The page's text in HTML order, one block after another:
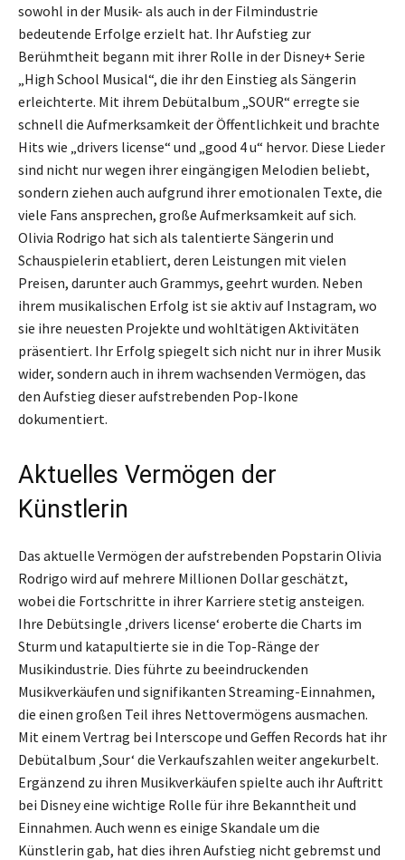
sowohl in der Musik- als auch in der Filmindustrie
bedeutende Erfolge erzielt hat. Ihr Aufstieg zur
Berühmtheit begann mit ihrer Rolle in der Disney+ Serie
„High School Musical“, die ihr den Einstieg als Sängerin
erleichterte. Mit ihrem Debütalbum „SOUR“ erregte sie
schnell die Aufmerksamkeit der Öffentlichkeit und brachte
Hits wie „drivers license“ und „good 4 u“ hervor. Diese Lieder
sind nicht nur wegen ihrer eingängigen Melodien beliebt,
sondern ziehen auch aufgrund ihrer emotionalen Texte, die
viele Fans ansprechen, große Aufmerksamkeit auf sich.
Olivia Rodrigo hat sich als talentierte Sängerin und
Schauspielerin etabliert, deren Leistungen mit vielen
Preisen, darunter auch Grammys, geehrt wurden. Neben
ihrem musikalischen Erfolg ist sie aktiv auf Instagram, wo
sie ihre neuesten Projekte und wohltätigen Aktivitäten
präsentiert. Ihr Erfolg spiegelt sich nicht nur in ihrer Musik
wider, sondern auch in ihrem wachsenden Vermögen, das
den Aufstieg dieser aufstrebenden Pop-Ikone
dokumentiert.
Aktuelles Vermögen der
Künstlerin
Das aktuelle Vermögen der aufstrebenden Popstarin Olivia
Rodrigo wird auf mehrere Millionen Dollar geschätzt,
wobei die Fortschritte in ihrer Karriere stetig ansteigen.
Ihre Debütsingle ‚drivers license‘ eroberte die Charts im
Sturm und katapultierte sie in die Top-Ränge der
Musikindustrie. Dies führte zu beeindruckenden
Musikverkäufen und signifikanten Streaming-Einnahmen,
die einen großen Teil ihres Nettovermögens ausmachen.
Mit einem Vertrag bei Interscope und Geffen Records hat ihr
Debütalbum ‚Sour‘ die Verkaufszahlen weiter angekurbelt.
Ergänzend zu ihren Musikverkäufen spielte auch ihr Auftritt
bei Disney eine wichtige Rolle für ihre Bekanntheit und
Einnahmen. Auch wenn es einige Skandale um die
Künstlerin gab, hat dies ihren Aufstieg nicht gebremst und